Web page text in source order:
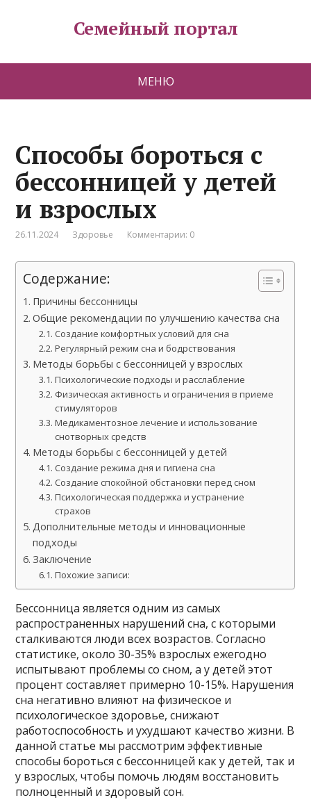
Семейный портал
МЕНЮ
Способы бороться с
бессонницей у детей
и взрослых
26.11.2024 Здоровье Комментарии: 0
Содержание:
Причины бессонницы
Общие рекомендации по улучшению качества сна
Создание комфортных условий для сна
Регулярный режим сна и бодрствования
Методы борьбы с бессонницей у взрослых
Психологические подходы и расслабление
Физическая активность и ограничения в приеме
стимуляторов
Медикаментозное лечение и использование
снотворных средств
Методы борьбы с бессонницей у детей
Создание режима дня и гигиена сна
Создание спокойной обстановки перед сном
Психологическая поддержка и устранение
страхов
Дополнительные методы и инновационные
подходы
Заключение
Похожие записи:
Бессонница является одним из самых
распространенных нарушений сна, с которыми
сталкиваются люди всех возрастов. Согласно
статистике, около 30-35% взрослых ежегодно
испытывают проблемы со сном, а у детей этот
процент составляет примерно 10-15%. Нарушения
сна негативно влияют на физическое и
психологическое здоровье, снижают
работоспособность и ухудшают качество жизни. В
данной статье мы рассмотрим эффективные
способы бороться с бессонницей как у детей, так и
у взрослых, чтобы помочь людям восстановить
полноценный и здоровый сон.